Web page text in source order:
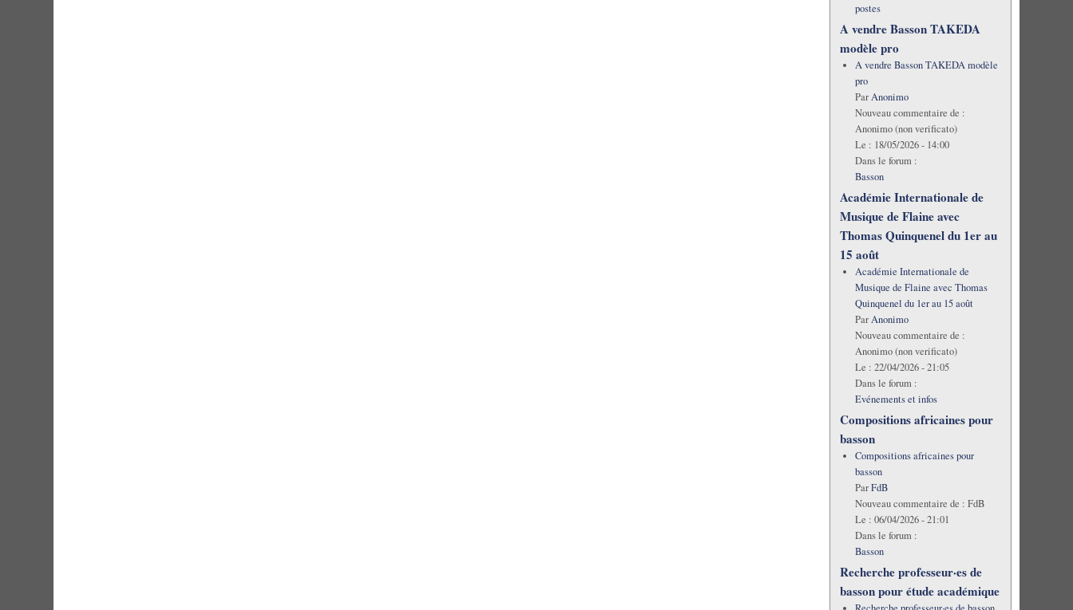
postes
A vendre Basson TAKEDA
modèle pro
A vendre Basson TAKEDA modèle
pro
ParAnonimo
Nouveau commentaire de :
Anonimo (non verificato)
Le : 18/05/2026 - 14:00
Dans le forum :
Basson
Académie Internationale de
Musique de Flaine avec
Thomas Quinquenel du 1er au
15 août
Académie Internationale de
Musique de Flaine avec Thomas
Quinquenel du 1er au 15 août
ParAnonimo
Nouveau commentaire de :
Anonimo (non verificato)
Le : 22/04/2026 - 21:05
Dans le forum :
Evénements et infos
Compositions africaines pour
basson
Compositions africaines pour
basson
ParFdB
Nouveau commentaire de : FdB
Le : 06/04/2026 - 21:01
Dans le forum :
Basson
Recherche professeur·es de
basson pour étude académique